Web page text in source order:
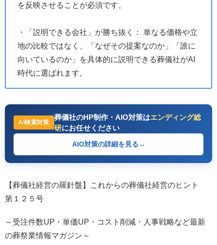
を反映させることが必須です。
・「説明できる会社」が勝ち抜く： 単なる価格や立
地の比較ではなく、「なぜその提案なのか」「誰に
向いているのか」を具体的に説明できる葬儀社がAI
時代に選ばれます。
AI検索対策
葬儀社のHP制作・AIO対策はエンディング総
研にお任せください
AIO対策の詳細を見る→
【葬儀社経営の羅針盤】これからの葬儀社経営のヒント
第１２５号
～受注件数UP・単価UP・コスト削減・人事戦略など最新
の葬祭業情報マガジン～